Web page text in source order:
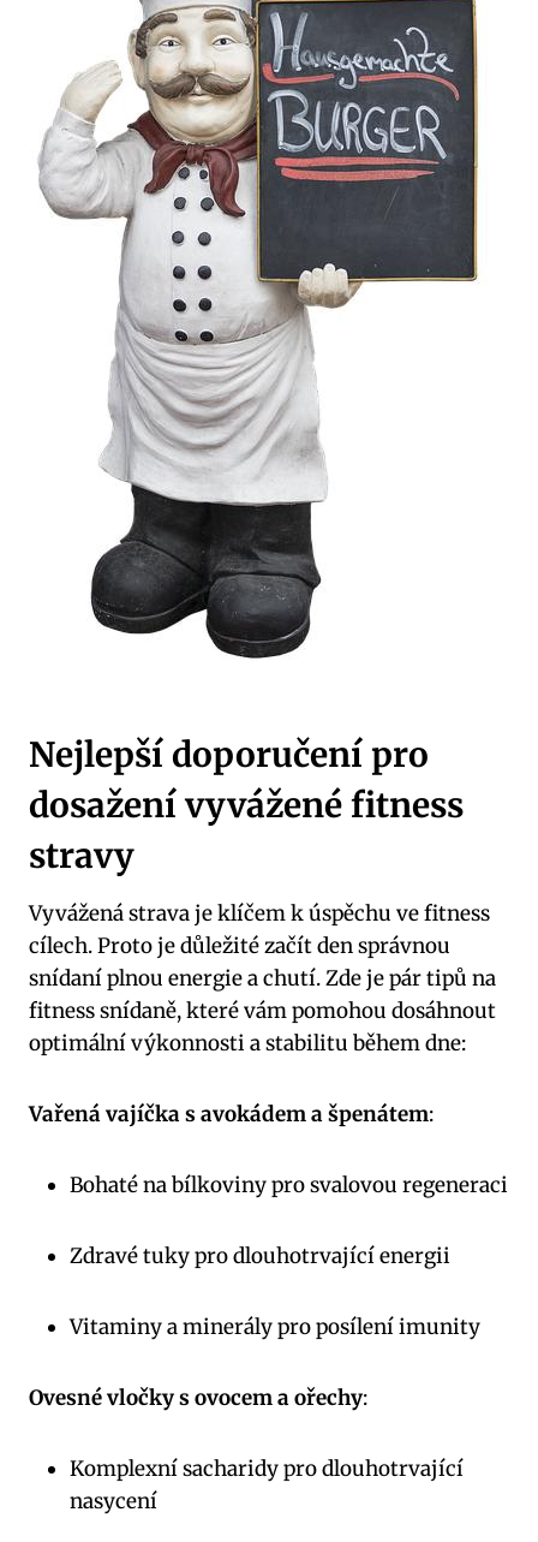
Nejlepší doporučení pro
dosažení vyvážené fitness
stravy
Vyvážená strava je klíčem k úspěchu ve fitness
cílech. Proto je důležité začít den správnou
snídaní plnou energie a chutí. Zde je pár tipů na
fitness snídaně, které vám pomohou dosáhnout
optimální výkonnosti a stabilitu během dne:
Vařená vajíčka s avokádem a špenátem:
Bohaté na bílkoviny pro svalovou regeneraci
Zdravé tuky pro dlouhotrvající energii
Vitaminy a minerály pro posílení imunity
Ovesné vločky s ovocem a ořechy:
Komplexní sacharidy pro dlouhotrvající
nasycení